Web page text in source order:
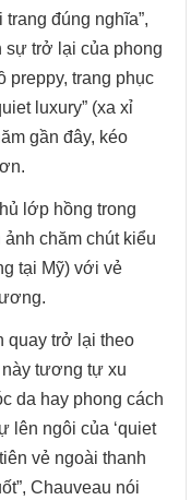
đúng nghĩa”,
sự trở lại của phong
preppy, trang phục
luxury” (xa xỉ
gần đây, kéo
lớp hồng trong
chăm chút kiểu
tại Mỹ) với vẻ
quay trở lại theo
tương tự xu
da hay phong cách
lên ngôi của ‘quiet
vẻ ngoài thanh
Chauveau nói